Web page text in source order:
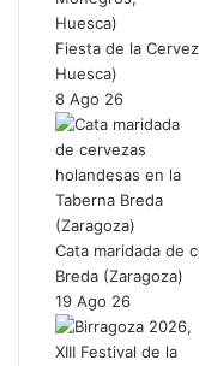
Fiesta de la
Huesca)
8 Ago 26
Cata maridada de
Breda (Zaragoza)
19 Ago 26